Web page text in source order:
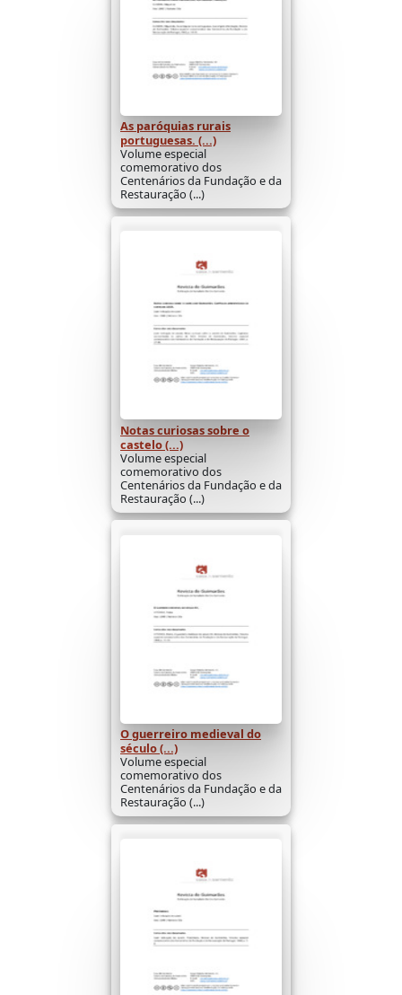
As paróquias rurais
portuguesas. (...)
Volume especial
comemorativo dos
Centenários da Fundação e da
Restauração (...)
Notas curiosas sobre o
castelo (...)
Volume especial
comemorativo dos
Centenários da Fundação e da
Restauração (...)
O guerreiro medieval do
século (...)
Volume especial
comemorativo dos
Centenários da Fundação e da
Restauração (...)